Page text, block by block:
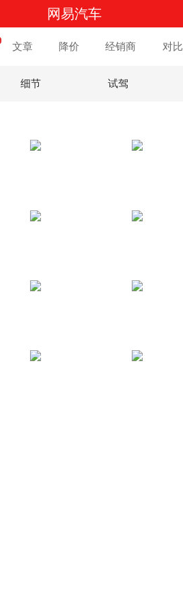
网易汽车
文章 降价 经销商 对比
细节 试驾